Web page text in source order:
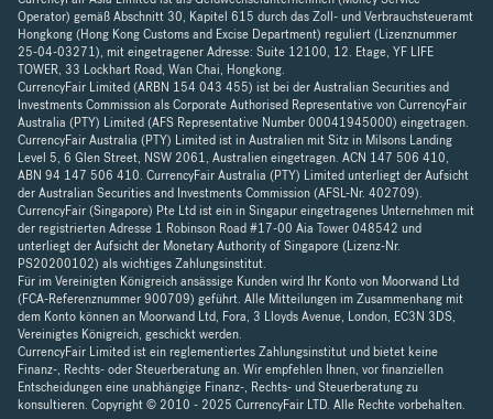
Operator) gemäß Abschnitt 30, Kapitel 615 durch das Zoll- und Verbrauchsteueramt
Hongkong (Hong Kong Customs and Excise Department) reguliert (Lizenznummer
25-04-03271), mit eingetragener Adresse: Suite 12100, 12. Etage, YF LIFE
TOWER, 33 Lockhart Road, Wan Chai, Hongkong.
CurrencyFair Limited (ARBN 154 043 455) ist bei der Australian Securities and
Investments Commission als Corporate Authorised Representative von CurrencyFair
Australia (PTY) Limited (AFS Representative Number 00041945000) eingetragen.
CurrencyFair Australia (PTY) Limited ist in Australien mit Sitz in Milsons Landing
Level 5, 6 Glen Street, NSW 2061, Australien eingetragen. ACN 147 506 410,
ABN 94 147 506 410. CurrencyFair Australia (PTY) Limited unterliegt der Aufsicht
der Australian Securities and Investments Commission (AFSL-Nr. 402709).
CurrencyFair (Singapore) Pte Ltd ist ein in Singapur eingetragenes Unternehmen mit
der registrierten Adresse 1 Robinson Road #17-00 Aia Tower 048542 und
unterliegt der Aufsicht der Monetary Authority of Singapore (Lizenz-Nr.
PS20200102) als wichtiges Zahlungsinstitut.
Für im Vereinigten Königreich ansässige Kunden wird Ihr Konto von Moorwand Ltd
(FCA-Referenznummer 900709) geführt. Alle Mitteilungen im Zusammenhang mit
dem Konto können an Moorwand Ltd, Fora, 3 Lloyds Avenue, London, EC3N 3DS,
Vereinigtes Königreich, geschickt werden.
CurrencyFair Limited ist ein reglementiertes Zahlungsinstitut und bietet keine
Finanz-, Rechts- oder Steuerberatung an. Wir empfehlen Ihnen, vor finanziellen
Entscheidungen eine unabhängige Finanz-, Rechts- und Steuerberatung zu
konsultieren. Copyright © 2010 - 2025 CurrencyFair LTD. Alle Rechte vorbehalten.